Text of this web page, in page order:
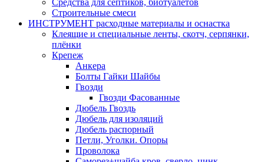
Средства для септиков, биотуалетов
Строительные смеси
ИНСТРУМЕНТ расходные материалы и оснастка
Клеящие и специальные ленты, скотч, серпянки,
плёнки
Крепеж
Анкера
Болты Гайки Шайбы
Гвозди
Гвозди Фасованные
Дюбель Гвоздь
Дюбель для изоляций
Дюбель распорный
Петли, Уголки. Опоры
Проволока